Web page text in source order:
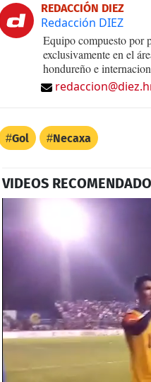
REDACCIÓN DIEZ
Redacción DIEZ
Equipo compuesto por
exclusivamente en el
hondureño e
Gol Necaxa
VIDEOS